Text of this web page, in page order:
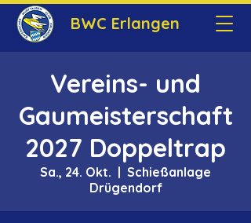
BWC Erlangen
Vereins- und
Gaumeisterschaft
2027 Doppeltrap
Sa., 24. Okt.
  |
Schießanlage
Drügendorf